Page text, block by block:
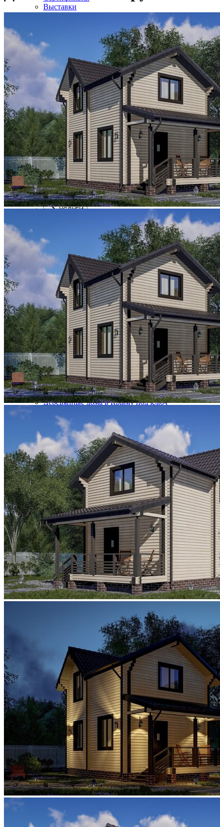
Выставки
Вакансии
ПОСТРОЕННЫЕ ДОМА
ПОСТРОЕННЫЕ ДОМА
Галерея готовых объектов
Карта объектов
Строящиеся объекты
ПРОЕКТЫ
ПРОЕКТЫ
Дом из клееного бруса
Строительство домов фахверк
Дом шале двухэтажный комбинированный
Коммерческие объекты
Баня из клееного бруса
УСЛУГИ
УСЛУГИ
Работа сборка деревянных домов
Благоустройство территории крым
Технический надзор
Дизайн интерьера крым
Заказ индивидуального проекта дома
Инженерные коммуникации
Подбор земельного участка
Покраска, обновление фасада
Устройство кровли
Выезд инженера-эксперта на участок
Геология участка
Комплексные системы безопасности
ТЕХНОЛОГИИ
ТЕХНОЛОГИИ
Строительство дома в Крыму быстро и просто
Как построить дом в Крыму – от проекта до
реализации
Клееный брус
Дома из клееного бруса в Крыму
Деревянные дома в Крыму под ключ
и уют от профессионалов!
Все, что вы хотели знать о домах из клееного
бруса
Каркасный DOM TECHNONICOL
ЦЕНЫ
ОТЗЫВЫ
КОНТАКТЫ